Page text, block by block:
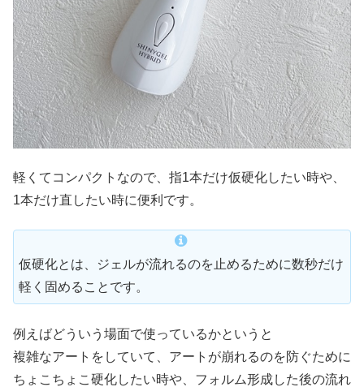
軽くてコンパクトなので、指1本だけ仮硬化したい時や、
1本だけ直したい時に便利です。
仮硬化とは、ジェルが流れるのを止めるために数秒だけ
軽く固めることです。
例えばどういう場面で使っているかというと
複雑なアートをしていて、アートが崩れるのを防ぐために
ちょこちょこ硬化したい時や、フォルム形成した後の流れ